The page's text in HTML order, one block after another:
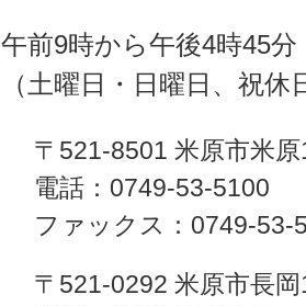
午前9時から午後4時45分
（土曜日・日曜日、祝
〒521-8501 米原市米
電話：0749-53-5100
ファックス：0749-53-
〒521-0292 米原市長